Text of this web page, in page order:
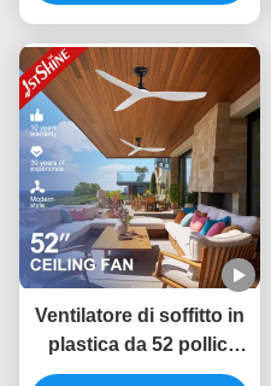
pollici e telecomando
Ventilatore di soffitto in
plastica da 52 pollici
con scelta a 6 velocità e